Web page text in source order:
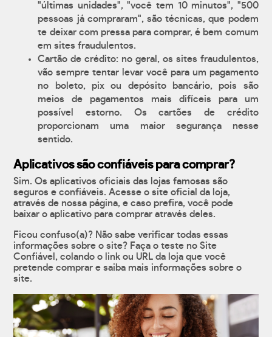
"últimas unidades", "você tem 10 minutos", "500
pessoas já compraram", são técnicas, que podem
te deixar com pressa para comprar, é bem comum
em sites fraudulentos.
Cartão de crédito: no geral, os sites fraudulentos,
vão sempre tentar levar você para um pagamento
no boleto, pix ou depósito bancário, pois são
meios de pagamentos mais difíceis para um
possível estorno. Os cartões de crédito
proporcionam uma maior segurança nesse
sentido.
Aplicativos são confiáveis para comprar?
Sim. Os aplicativos oficiais das lojas famosas são
seguros e confiáveis. Acesse o site oficial da loja,
através de nossa página, e caso prefira, você pode
baixar o aplicativo para comprar através deles.
Ficou confuso(a)? Não sabe verificar todas essas
informações sobre o site? Faça o teste no Site
Confiável, colando o link ou URL da loja que você
pretende comprar e saiba mais informações sobre o
site.